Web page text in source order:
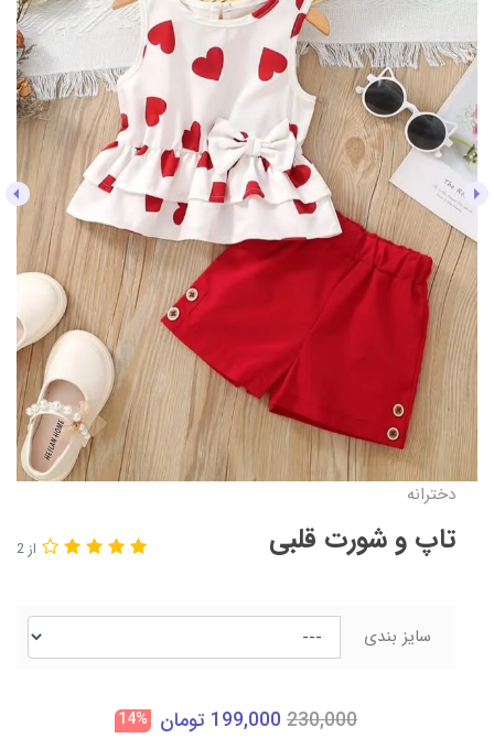
دخترانه
تاپ و شورت قلبی از 2
سایز بندی
230,000
199,000 تومان 14%